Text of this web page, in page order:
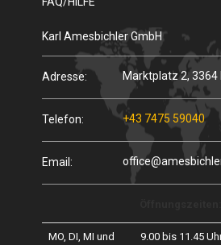
Karl Amesbichler GmbH
Adresse: Marktplatz 2, 3364
Telefon: +43 7475 59040
Email:
MO, DI, MI und 9.00 bis 11.45